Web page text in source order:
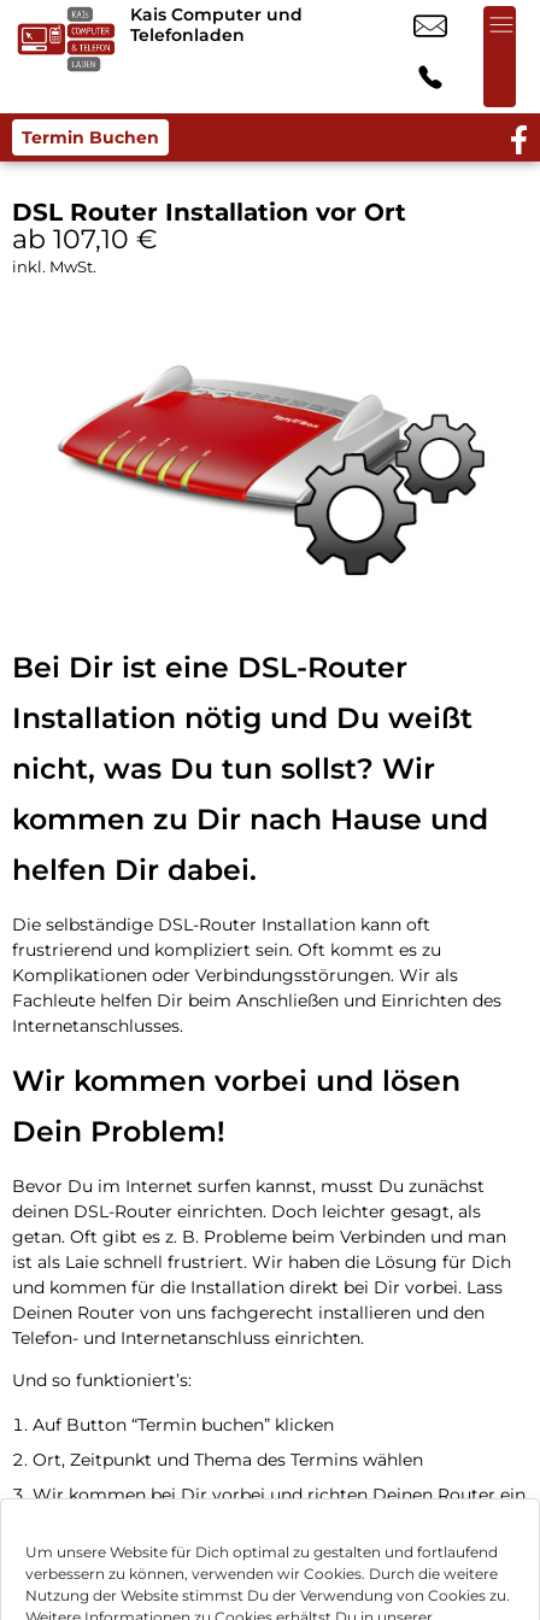
Um unsere Website für Dich optimal zu gestalten und fortlaufend
verbessern zu können, verwenden wir Cookies. Durch die weitere
Nutzung der Website stimmst Du der Verwendung von Cookies zu.
Kais Computer und
Telefonladen
Termin Buchen
DSL Router Installation vor Ort
ab 107,10 €
inkl. MwSt.
Bei Dir ist eine DSL-Router
Installation nötig und Du weißt
nicht, was Du tun sollst? Wir
kommen zu Dir nach Hause und
helfen Dir dabei.
Die selbständige DSL-Router Installation kann oft
frustrierend und kompliziert sein. Oft kommt es zu
Komplikationen oder Verbindungsstörungen. Wir als
Fachleute helfen Dir beim Anschließen und Einrichten des
Internetanschlusses.
Wir kommen vorbei und lösen
Dein Problem!
Bevor Du im Internet surfen kannst, musst Du zunächst
deinen DSL-Router einrichten. Doch leichter gesagt, als
getan. Oft gibt es z. B. Probleme beim Verbinden und man
ist als Laie schnell frustriert. Wir haben die Lösung für Dich
und kommen für die Installation direkt bei Dir vorbei. Lass
Deinen Router von uns fachgerecht installieren und den
Telefon- und Internetanschluss einrichten.
Und so funktioniert’s:
Auf Button “Termin buchen” klicken
Ort, Zeitpunkt und Thema des Termins wählen
Wir kommen bei Dir vorbei und richten Deinen Router ein
Jetzt Termin vereinbaren
Impressum